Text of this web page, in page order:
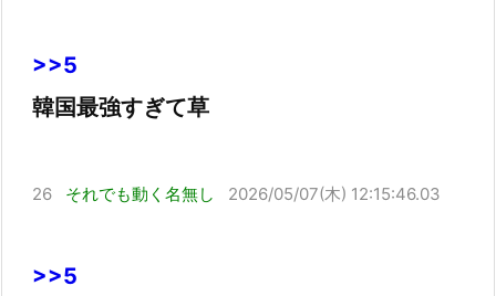
>>5
韓国最強すぎて草
26 それでも動く名無し 2026/05/07(木) 12:15:46.03
>>5